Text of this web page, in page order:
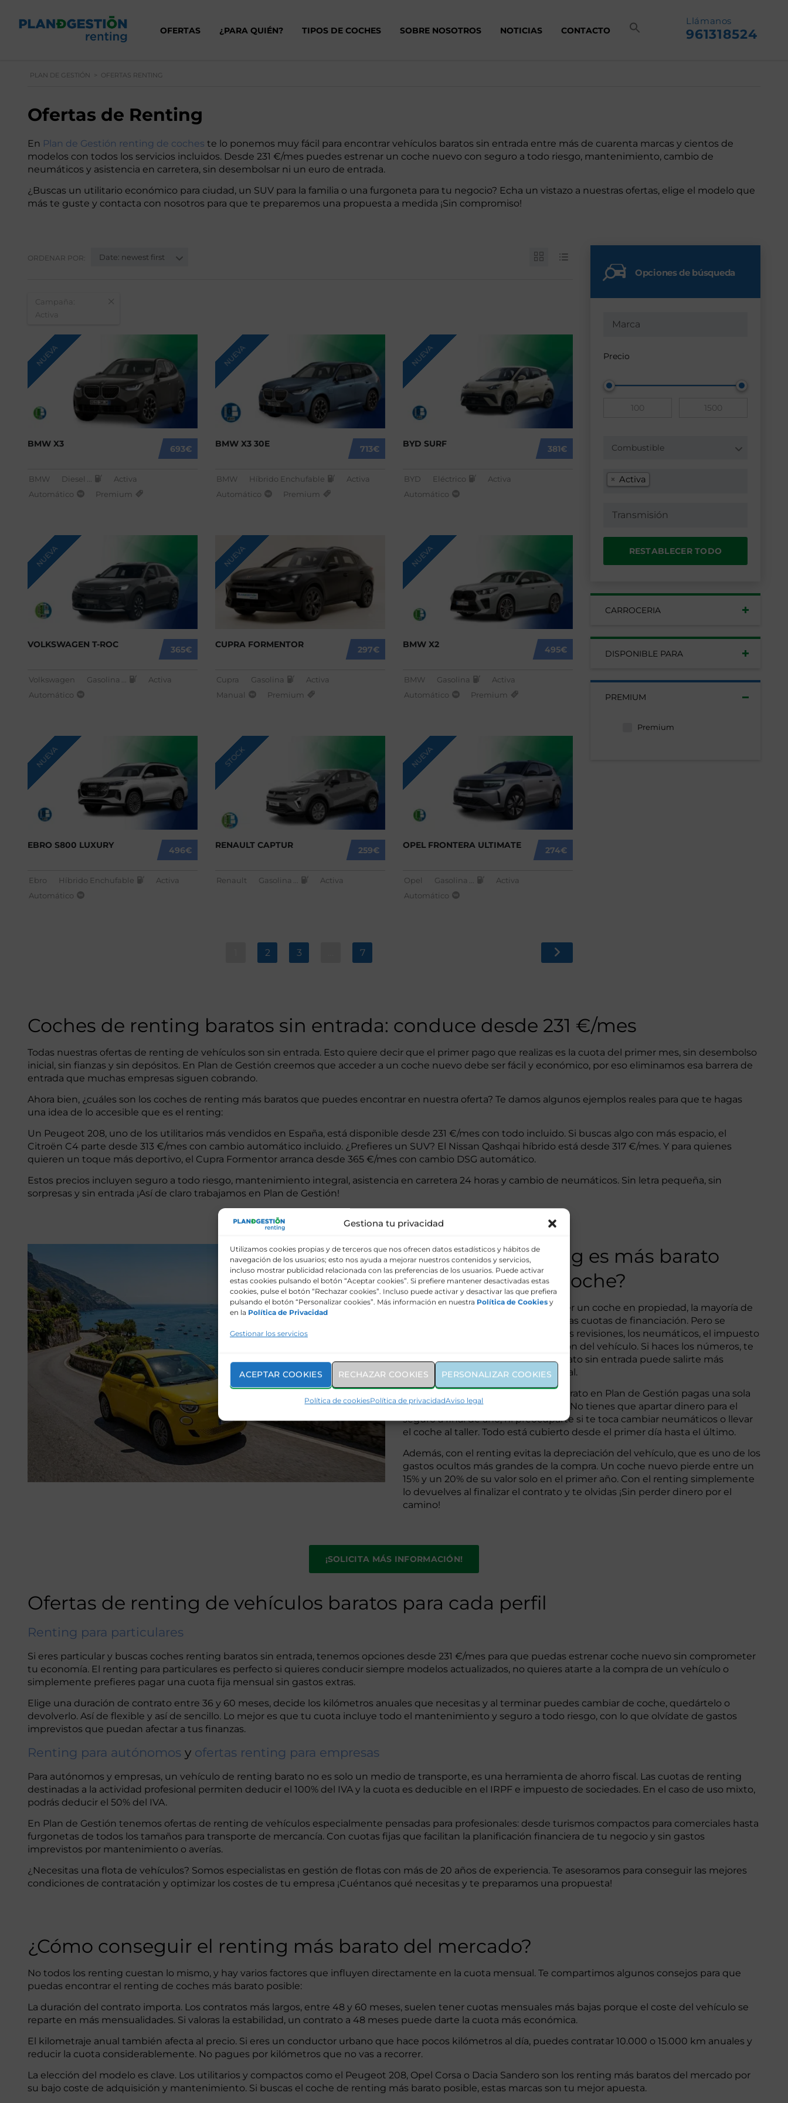
Gestiona tu privacidad
Utilizamos cookies propias y de terceros que nos ofrecen datos estadísticos y hábitos de
navegación de los usuarios; esto nos ayuda a mejorar nuestros contenidos y servicios,
incluso mostrar publicidad relacionada con las preferencias de los usuarios. Puede activar
estas cookies pulsando el botón “Aceptar cookies”. Si prefiere mantener desactivadas estas
cookies, pulse el botón “Rechazar cookies”. Incluso puede activar y desactivar las que prefiera
pulsando el botón “Personalizar cookies”. Más información en nuestra Política de Cookies y
en la Política de Privacidad
Gestionar los servicios
ACEPTAR COOKIES RECHAZAR COOKIES PERSONALIZAR COOKIES
Política de cookiesPolítica de privacidadAviso legal
OFERTAS ¿PARA QUIÉN? TIPOS DE COCHES SOBRE NOSOTROS NOTICIAS CONTACTO
Llámanos
961318524
PLAN DE GESTIÓN > OFERTAS RENTING
Ofertas de Renting
En Plan de Gestión renting de coches te lo ponemos muy fácil para encontrar vehículos baratos sin entrada entre más de cuarenta marcas y cientos de
modelos con todos los servicios incluidos. Desde 231 €/mes puedes estrenar un coche nuevo con seguro a todo riesgo, mantenimiento, cambio de
neumáticos y asistencia en carretera, sin desembolsar ni un euro de entrada.
¿Buscas un utilitario económico para ciudad, un SUV para la familia o una furgoneta para tu negocio? Echa un vistazo a nuestras ofertas, elige el modelo que
más te guste y contacta con nosotros para que te preparemos una propuesta a medida ¡Sin compromiso!
Opciones de búsqueda
Precio
Combustible
× Activa
RESTABLECER TODO
CARROCERIA
DISPONIBLE PARA
PREMIUM
Premium
ORDENAR POR: Date: newest first
Campaña:
Activa
NUEVA
693€
BMW X3
BMW Diesel
Activa
Automático
Premium
NUEVA
713€
BMW X3 30E
BMW Híbrido Enchufable
Activa
Automático
Premium
NUEVA
381€
BYD SURF
BYD Eléctrico
Activa
Automático
NUEVA
365€
VOLKSWAGEN T-ROC
Volkswagen Gasolina
Activa
Automático
NUEVA
297€
CUPRA FORMENTOR
Cupra Gasolina
Activa
Manual
Premium
NUEVA
495€
BMW X2
BMW Gasolina
Activa
Automático
Premium
NUEVA
496€
EBRO S800 LUXURY
Ebro Híbrido Enchufable
Activa
Automático
STOCK
259€
RENAULT CAPTUR
Renault Gasolina Activa
NUEVA
274€
OPEL FRONTERA ULTIMATE
Opel Gasolina
Activa
Automático
2 3 7
Coches de renting baratos sin entrada: conduce desde 231 €/mes
Todas nuestras ofertas de renting de vehículos son sin entrada. Esto quiere decir que el primer pago que realizas es la cuota del primer mes, sin desembolso
inicial, sin fianzas y sin depósitos. En Plan de Gestión creemos que acceder a un coche nuevo debe ser fácil y económico, por eso eliminamos esa barrera de
entrada que muchas empresas siguen cobrando.
Ahora bien, ¿cuáles son los coches de renting más baratos que puedes encontrar en nuestra oferta? Te damos algunos ejemplos reales para que te hagas
una idea de lo accesible que es el renting:
Un Peugeot 208, uno de los utilitarios más vendidos en España, está disponible desde 231 €/mes con todo incluido. Si buscas algo con más espacio, el
Citroën C4 parte desde 313 €/mes con cambio automático incluido. ¿Prefieres un SUV? El Nissan Qashqai híbrido está desde 317 €/mes. Y para quienes
quieren un toque más deportivo, el Cupra Formentor arranca desde 365 €/mes con cambio DSG automático.
Estos precios incluyen seguro a todo riesgo, mantenimiento integral, asistencia en carretera 24 horas y cambio de neumáticos. Sin letra pequeña, sin
sorpresas y sin entrada ¡Así de claro trabajamos en Plan de Gestión!
¿Por qué el renting es más barato
que comprar un coche?
Cuando piensas en el coste de tener un coche en propiedad, la mayoría de
personas solo calculan la entrada y las cuotas de financiación. Pero se
olvidan de sumar el seguro anual, las revisiones, los neumáticos, el impuesto
de circulación, la ITV y la depreciación del vehículo. Si haces los números, te
sorprenderá ver que un renting barato sin entrada puede salirte más
económico que la compra tradicional.
Pues sí, con un coche de renting barato en Plan de Gestión pagas una sola
cuota mensual que lo incluye todo. No tienes que apartar dinero para el
seguro a final de año, ni preocuparte si te toca cambiar neumáticos o llevar
el coche al taller. Todo está cubierto desde el primer día hasta el último.
Además, con el renting evitas la depreciación del vehículo, que es uno de los
gastos ocultos más grandes de la compra. Un coche nuevo pierde entre un
15% y un 20% de su valor solo en el primer año. Con el renting simplemente
lo devuelves al finalizar el contrato y te olvidas ¡Sin perder dinero por el
camino!
¡SOLICITA MÁS INFORMACIÓN!
Ofertas de renting de vehículos baratos para cada perfil
Renting para particulares
Si eres particular y buscas coches renting baratos sin entrada, tenemos opciones desde 231 €/mes para que puedas estrenar coche nuevo sin comprometer
tu economía. El renting para particulares es perfecto si quieres conducir siempre modelos actualizados, no quieres atarte a la compra de un vehículo o
simplemente prefieres pagar una cuota fija mensual sin gastos extras.
Elige una duración de contrato entre 36 y 60 meses, decide los kilómetros anuales que necesitas y al terminar puedes cambiar de coche, quedártelo o
devolverlo. Así de flexible y así de sencillo. Lo mejor es que tu cuota incluye todo el mantenimiento y seguro a todo riesgo, con lo que olvídate de gastos
imprevistos que puedan afectar a tus finanzas.
Renting para autónomos y ofertas renting para empresas
Para autónomos y empresas, un vehículo de renting barato no es solo un medio de transporte, es una herramienta de ahorro fiscal. Las cuotas de renting
destinadas a la actividad profesional permiten deducir el 100% del IVA y la cuota es deducible en el IRPF e impuesto de sociedades. En el caso de uso mixto,
podrás deducir el 50% del IVA.
En Plan de Gestión tenemos ofertas de renting de vehículos especialmente pensadas para profesionales: desde turismos compactos para comerciales hasta
furgonetas de todos los tamaños para transporte de mercancía. Con cuotas fijas que facilitan la planificación financiera de tu negocio y sin gastos
imprevistos por mantenimiento o averías.
¿Necesitas una flota de vehículos? Somos especialistas en gestión de flotas con más de 20 años de experiencia. Te asesoramos para conseguir las mejores
condiciones de contratación y optimizar los costes de tu empresa ¡Cuéntanos qué necesitas y te preparamos una propuesta!
¿Cómo conseguir el renting más barato del mercado?
No todos los renting cuestan lo mismo, y hay varios factores que influyen directamente en la cuota mensual. Te compartimos algunos consejos para que
puedas encontrar el renting de coches más barato posible:
La duración del contrato importa. Los contratos más largos, entre 48 y 60 meses, suelen tener cuotas mensuales más bajas porque el coste del vehículo se
reparte en más mensualidades. Si valoras la estabilidad, un contrato a 48 meses puede darte la cuota más económica.
El kilometraje anual también afecta al precio. Si eres un conductor urbano que hace pocos kilómetros al día, puedes contratar 10.000 o 15.000 km anuales y
reducir la cuota considerablemente. No pagues por kilómetros que no vas a recorrer.
La elección del modelo es clave. Los utilitarios y compactos como el Peugeot 208, Opel Corsa o Dacia Sandero son los renting más baratos del mercado por
su bajo coste de adquisición y mantenimiento. Si buscas el coche de renting más barato posible, estas marcas son tu mejor apuesta.